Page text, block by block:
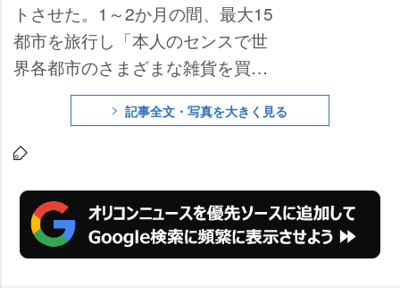
トさせた。1～2か月の間、最大15
都市を旅行し「本人のセンスで世
界各都市のさまざまな雑貨を買い
付ける」(同社)というもので、旅
の行程や買い付けを行う様子をW
ebサイトなどで公開するなどバラ
だ。
記事全文・写真を大きく見る